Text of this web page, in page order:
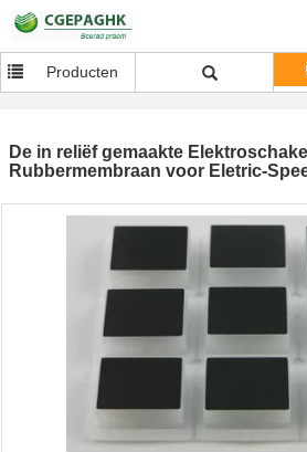
Producten
De in reliëf gemaakte
Rubbermembraan voor Eletric-